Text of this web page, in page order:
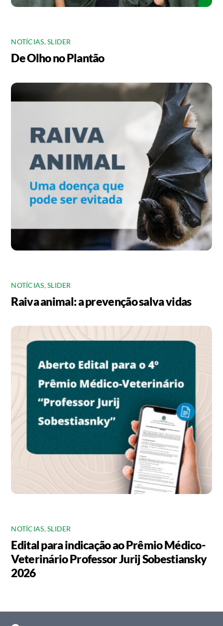
NOTÍCIAS,SLIDER
De Olho no Plantão
NOTÍCIAS,SLIDER
Raiva animal: a prevenção salva vidas
NOTÍCIAS,SLIDER
Edital para indicação ao Prêmio Médico-
Veterinário Professor Jurij Sobestiansky
2026